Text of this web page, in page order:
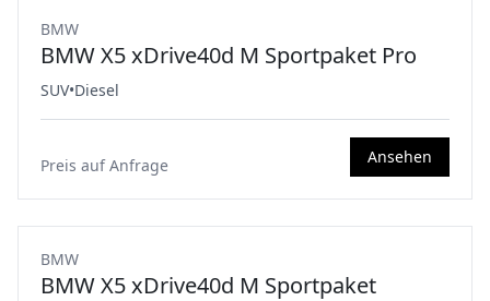
BMW
BMW X5 xDrive40d M Sportpaket Pro
SUV•Diesel
Preis auf Anfrage Ansehen
BMW
BMW X5 xDrive40d M Sportpaket